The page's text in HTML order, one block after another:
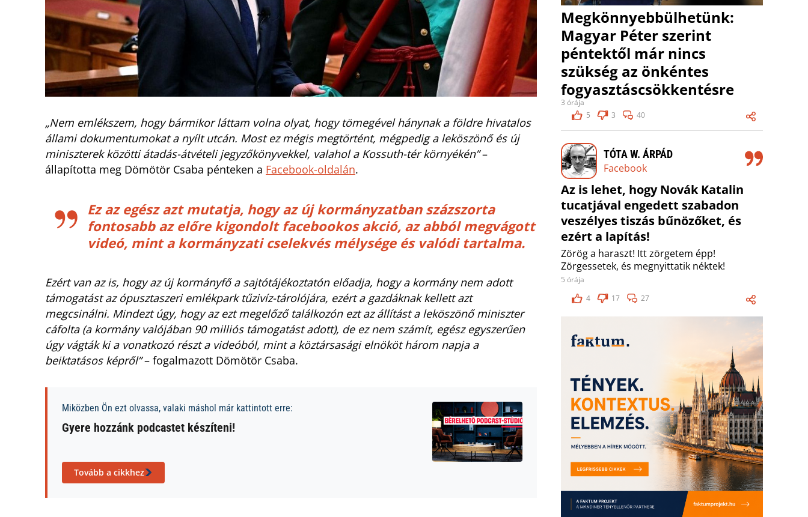
„Nem emlékszem, hogy bármikor láttam volna olyat, hogy tömegével hánynak a földre hivatalos
állami dokumentumokat a nyílt utcán. Most ez mégis megtörtént, mégpedig a leköszönő és új
miniszterek közötti átadás-átvételi jegyzőkönyvekkel, valahol a Kossuth-tér környékén”–
állapította meg Dömötör Csaba pénteken a Facebook-oldalán.
Ez az egész azt mutatja, hogy az új kormányzatban százszorta
fontosabb az előre kigondolt facebookos akció, az abból megvágott
videó, mint a kormányzati cselekvés mélysége és valódi tartalma.
Ezért van az is, hogy az új kormányfő a sajtótájékoztatón előadja, hogy a kormány nem adott
támogatást az ópusztaszeri emlékpark tűzivíz-tárolójára, ezért a gazdáknak kellett azt
megcsinálni. Mindezt úgy, hogy az ezt megelőző találkozón ezt az állítást a leköszönő miniszter
cáfolta (a kormány valójában 90 milliós támogatást adott), de ez nem számít, egész egyszerűen
úgy vágták ki a vonatkozó részt a videóból, mint a köztársasági elnököt három napja a
beiktatásos képről”– fogalmazott Dömötör Csaba.
Miközben Ön ezt olvassa, valaki máshol már kattintott erre:
Gyere hozzánk podcastet készíteni!
Tovább a cikkhez
Megkönnyebbülhetünk:
Magyar Péter szerint
péntektől már nincs
szükség az önkéntes
fogyasztáscsökkentésre
3 órája
5
3 40
TÓTA W. ÁRPÁD
Facebook
Az is lehet, hogy Novák Katalin
tucatjával engedett szabadon
veszélyes tiszás bűnözőket, és
ezért a lapítás!
Zörög a haraszt! Itt zörgetem épp!
Zörgessetek, és megnyittatik néktek!
5 órája
4
17 27